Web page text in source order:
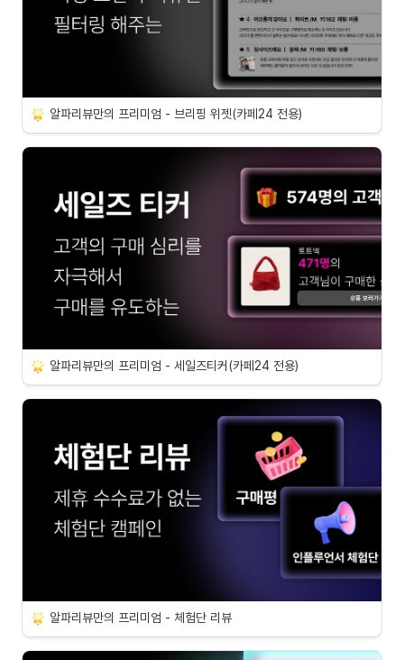
알파리뷰만의 프리미엄 - 브리핑 위젯(카페24 전용)
알파리뷰만의 프리미엄 - 세일즈티커(카페24 전용)
알파리뷰만의 프리미엄 - 체험단 리뷰